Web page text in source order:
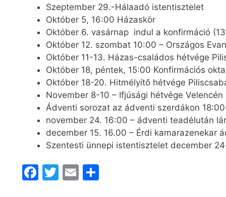
Szeptember 29.-Hálaadó istentisztelet
Október 5, 16:00 Házaskör
Október 6. vasárnap indul a konfirmáció
Október 12. szombat 10:00 – Országos
Október 11-13. Házas-családos hétvége
Október 18, péntek, 15:00 Konfirmációs
Október 18-20. Hitmélyítő hétvége
November 8-10 – Ifjúsági hétvége Velencén
Ádventi sorozat az ádventi szerdákon
november 24. 16:00 – ádventi teadélután
december 15. 16.00 – Érdi kamarazenekar
Szentesti ünnepi istentisztelet december
F
T
E